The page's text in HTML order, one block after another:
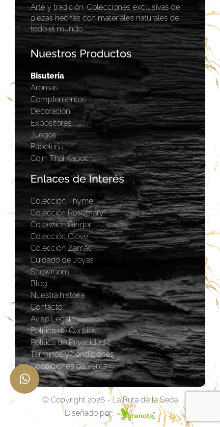
Arte y tradición. Colecciones exclusivas de
piezas hechas con materiales naturales de
todo el mundo.
Nuestros Productos
Bisutería
Aromas
Complementos
Decoración
Expositores
Juegos
Papelería
Cojín Thai Kapoc
Enlaces de Interés
Colección Thyme
Colección Rosemary
Coleccion Ginger
Colección Clove
Colección Zamac
Cuidado de Joyas
Showroom
Blog
Nuestra historia
Contacto
Aviso Legal
Política de Cookies
Política de Privacidad
Términos y condiciones
Condiciones de venta
© Copyright 2026 - La Ruta de la Seda
Diseñado por: